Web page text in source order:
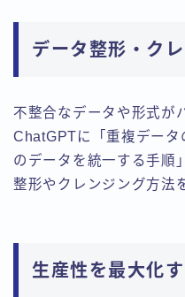
データ整形・ク
不整合なデータや形式が
ChatGPTに「重複データ
のデータを統一する手順
整形やクレンジング方法
生産性を最大化